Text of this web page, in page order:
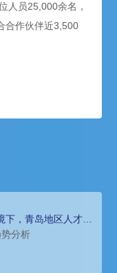
人员25,000余名，
合作伙伴近3,500
，青岛地区人才人
分析
势分析